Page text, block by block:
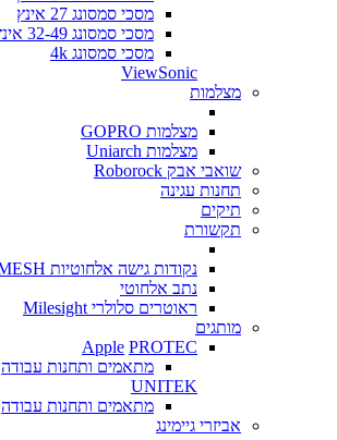
מסכי סמסונג 27 אינץ
מסכי סמסונג 32-49 אינץ
מסכי סמסונג 4k
ViewSonic
מצלמות
מצלמות GOPRO
מצלמות Uniarch
שואבי אבק Roborock
תחנות עגינה
תיקים
תקשורת
נקודות גישה אלחוטיות MESH
נתב אלחוטי
ראוטרים סלולרי Milesight
מותגים
Apple PROTEC
מתאמים ותחנות עבודה
UNITEK
מתאמים ותחנות עבודה
אביזרי גיימינג